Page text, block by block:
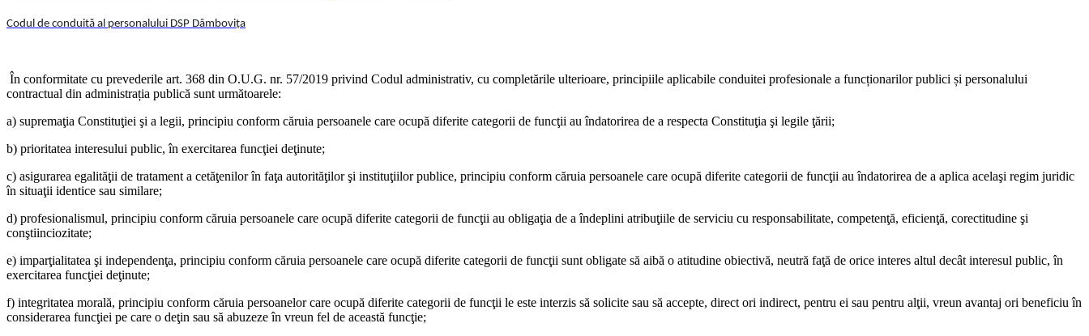
Codul de conduită al personalului DSP Dâmbovița
În conformitate cu prevederile art. 368 din O.U.G. nr. 57/2019 privind Codul administrativ, cu completările ulterioare, principiile aplicabile conduitei profesionale a funcționarilor publici și personalului
contractual din administrația publică sunt următoarele:
a) supremaţia Constituţiei şi a legii, principiu conform căruia persoanele care ocupă diferite categorii de funcţii au îndatorirea de a respecta Constituţia şi legile ţării;
b) prioritatea interesului public, în exercitarea funcţiei deţinute;
c) asigurarea egalităţii de tratament a cetăţenilor în faţa autorităţilor şi instituţiilor publice, principiu conform căruia persoanele care ocupă diferite categorii de funcţii au îndatorirea de a aplica acelaşi regim juridic
în situaţii identice sau similare;
d) profesionalismul, principiu conform căruia persoanele care ocupă diferite categorii de funcţii au obligaţia de a îndeplini atribuţiile de serviciu cu responsabilitate, competenţă, eficienţă, corectitudine şi
conştiinciozitate;
e) imparţialitatea şi independenţa, principiu conform căruia persoanele care ocupă diferite categorii de funcţii sunt obligate să aibă o atitudine obiectivă, neutră faţă de orice interes altul decât interesul public, în
exercitarea funcţiei deţinute;
f) integritatea morală, principiu conform căruia persoanelor care ocupă diferite categorii de funcţii le este interzis să solicite sau să accepte, direct ori indirect, pentru ei sau pentru alţii, vreun avantaj ori beneficiu în
considerarea funcţiei pe care o deţin sau să abuzeze în vreun fel de această funcţie;